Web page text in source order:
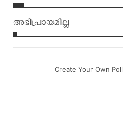
അഭിപ്രായമില്ല
Create Your Own Poll